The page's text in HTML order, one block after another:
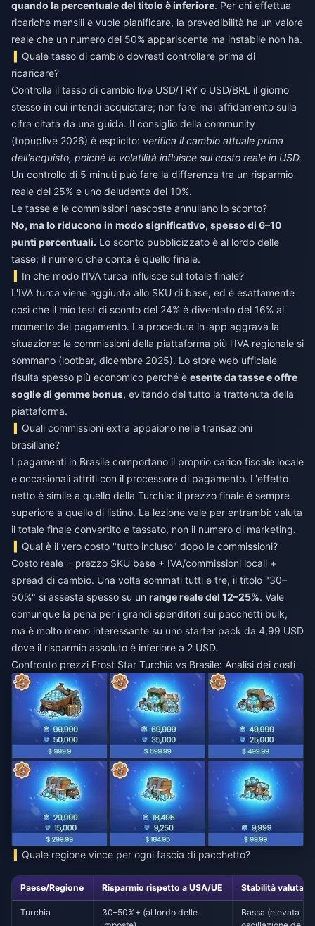
quando la percentuale del titolo è inferiore. Per chi effettua
ricariche mensili e vuole pianificare, la prevedibilità ha un valore
reale che un numero del 50% appariscente ma instabile non ha.
Quale tasso di cambio dovresti controllare prima di
ricaricare?
Controlla il tasso di cambio live USD/TRY o USD/BRL il giorno
stesso in cui intendi acquistare; non fare mai affidamento sulla
cifra citata da una guida. Il consiglio della community
(topuplive 2026) è esplicito: verifica il cambio attuale prima
dell'acquisto, poiché la volatilità influisce sul costo reale in USD.
Un controllo di 5 minuti può fare la differenza tra un risparmio
reale del 25% e uno deludente del 10%.
Le tasse e le commissioni nascoste annullano lo sconto?
No, ma lo riducono in modo significativo, spesso di 6–10
punti percentuali. Lo sconto pubblicizzato è al lordo delle
tasse; il numero che conta è quello finale.
In che modo l'IVA turca influisce sul totale finale?
L'IVA turca viene aggiunta allo SKU di base, ed è esattamente
così che il mio test di sconto del 24% è diventato del 16% al
momento del pagamento. La procedura in-app aggrava la
situazione: le commissioni della piattaforma più l'IVA regionale si
sommano (lootbar, dicembre 2025). Lo store web ufficiale
risulta spesso più economico perché è esente da tasse e offre
soglie di gemme bonus, evitando del tutto la trattenuta della
piattaforma.
Quali commissioni extra appaiono nelle transazioni
brasiliane?
I pagamenti in Brasile comportano il proprio carico fiscale locale
e occasionali attriti con il processore di pagamento. L'effetto
netto è simile a quello della Turchia: il prezzo finale è sempre
superiore a quello di listino. La lezione vale per entrambi: valuta
il totale finale convertito e tassato, non il numero di marketing.
Qual è il vero costo "tutto incluso" dopo le commissioni?
Costo reale = prezzo SKU base + IVA/commissioni locali +
spread di cambio. Una volta sommati tutti e tre, il titolo "30–
50%" si assesta spesso su un range reale del 12–25%. Vale
comunque la pena per i grandi spenditori sui pacchetti bulk,
ma è molto meno interessante su uno starter pack da 4,99 USD
dove il risparmio assoluto è inferiore a 2 USD.
Confronto prezzi Frost Star Turchia vs Brasile: Analisi dei costi
Quale regione vince per ogni fascia di pacchetto?
Paese/Regione Risparmio rispetto a USA/UE Stabilità valutaria
Turchia
30–50%+ (al lordo delle
Bassa (elevata